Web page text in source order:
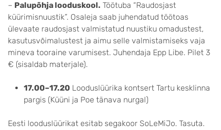
– Palupõhja looduskool. Töötuba “Raudosjast
küürimisnuustik”. Osaleja saab juhendatud töötoas
ülevaate raudosjast valmistatud nuustiku omadustest,
kasutusvõimalustest ja aimu selle valmistamiseks vaja
mineva tooraine varumisest. Juhendaja Epp Libe. Pilet 3
€ (sisaldab materjale).
17.00–17.20 Looduslüürika kontsert Tartu kesklinna
pargis (Küüni ja Poe tänava nurgal)
Eesti looduslüürikat esitab segakoor SoLeMiJo. Tasuta.